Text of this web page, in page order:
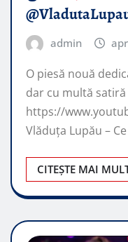
admin
O piesă nouă
dar cu multă
https://
Vlăduța Lupău – Ce
CITEȘTE MAI